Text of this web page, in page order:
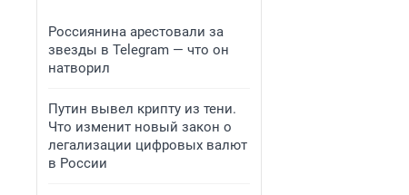
Россиянина арестовали за
звезды в Telegram — что он
натворил
Путин вывел крипту из тени.
Что изменит новый закон о
легализации цифровых валют
в России